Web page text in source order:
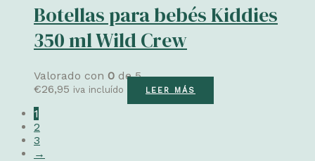
Botellas para bebés Kiddies
350 ml Wild Crew
Valorado con 0 de 5
€26,95 iva incluído LEER MÁS
1
2
3
→